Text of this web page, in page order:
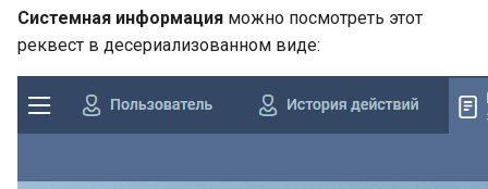
Системная информация можно посмотреть этот
реквест в десериализованном виде: